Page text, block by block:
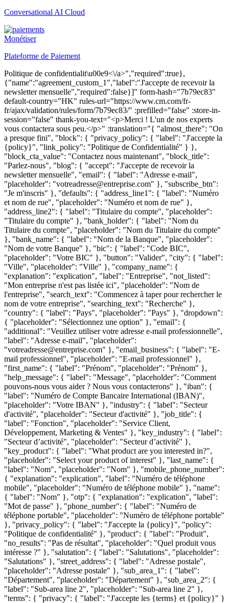
Conversational AI Cloud
Monétiser
Plateforme de Paiement
Politique de confidentialit\u00e9<\/a>","required":true},{"name":"agreement_custom_1","label":"J'accepte de recevoir la newsletter mensuelle","required":false}]" form-hash="7b79ec83" default-country="HK" rules-url="https://www.cm.com/fr-fr/ajax/validation/rules/form/7b79ec83/" :prefilled="false" :store-in-session="false" thank-you-text="<p>Merci ! L'un de nos experts vous contactera sous peu.</p>" :translation="{ "almost_there": "On a presque fini", "block": { "privacy_policy": { "label": "J'accepte la {policy}", "link_policy": "Politique de Confidentialité" } }, "block_cta_value": "Contactez nous maintenant", "block_title": "Parlez-nous", "blog": { "accept": "J'accepte de recevoir la newsletter mensuelle", "email": { "label": "Adresse e-mail", "placeholder": "votreadresse@entreprise.com" }, "subscribe_btn": "Je m'inscris" }, "defaults": { "address_line1": { "label": "Numéro et nom de rue", "placeholder": "Numéro et nom de rue" }, "address_line2": { "label": "Titulaire du compte", "placeholder": "Titulaire du compte" }, "bank_holder": { "label": "Nom du Titulaire du compte", "placeholder": "Nom du Titulaire du compte" }, "bank_name": { "label": "Nom de la Banque", "placeholder": "Nom de votre Banque" }, "bic": { "label": "Code BIC", "placeholder": "Votre BIC" }, "button": "Valider", "city": { "label": "Ville", "placeholder": "Ville" }, "company_name": { "explanation": "explication", "label": "Entreprise", "not_listed": "Mon entreprise n'est pas listée ici", "placeholder": "Nom de l'entreprise", "search_text": "Commencez à taper pour rechercher le nom de votre entreprise", "searching_text": "Recherche" }, "country": { "label": "Pays", "placeholder": "Pays" }, "dropdown": { "placeholder": "Sélectionnez une option" }, "email": { "additional": "Veuillez utiliser votre adresse e-mail professionnelle", "label": "Adresse e-mail", "placeholder": "votreadresse@entreprise.com" }, "email_business": { "label": "E-mail professionnel", "placeholder": "E-mail professionnel" }, "first_name": { "label": "Prénom", "placeholder": "Prénom" }, "help_message": { "label": "Message", "placeholder": "Comment pouvons-nous vous aider ? Nous vous contacterons" }, "iban": { "label": "Numéro de Compte Bancaire International (IBAN)", "placeholder": "Votre IBAN" }, "industry": { "label": "Secteur d'activité", "placeholder": "Secteur d'activité" }, "job_title": { "label": "Fonction", "placeholder": "Service Client, Développement, Marketing & Ventes" }, "key_industry": { "label": "Secteur d’activité", "placeholder": "Secteur d’activité" }, "key_product": { "label": "What product are you interested in?", "placeholder": "Select your product of interest" }, "last_name": { "label": "Nom", "placeholder": "Nom" }, "mobile_phone_number": { "explanation": "explication", "label": "Numéro de téléphone mobile", "placeholder": "Numéro de téléphone mobile" }, "name": { "label": "Nom" }, "otp": { "explanation": "explication", "label": "Mot de passe" }, "phone_number": { "label": "Numéro de téléphone portable", "placeholder": "Numéro de téléphone portable" }, "privacy_policy": { "label": "J'accepte la {policy}", "policy": "Politique de confidentialité" }, "product": { "label": "Produit", "no_results": "Pas de résultat", "placeholder": "Quel produit vous intéresse ?" }, "salutation": { "label": "Salutations", "placeholder": "Salutations" }, "street_address": { "label": "Adresse postale", "placeholder": "Adresse postale" }, "sub_area_1": { "label": "Département", "placeholder": "Département" }, "sub_area_2": { "label": "Sub-area line 2", "placeholder": "Sub-area line 2" }, "terms": { "privacy": { "label": "J'accepte les {terms} et {policy}" } }, "terms_policy": { "policy": "Termes et Conditions" }, "thank-you": "<p>Merci pour votre inscription!</p>", "zip_code": { "label": "Code postal", "placeholder": "Code postal" } }, "hang_in_there": "Un moment de plus s'il vous plait", "logged_in_title": "Bonjour {name}!", "option": { "key_industry": { "industry_charities": "Associations Caritatives", "industry_financial_services": "Banques & Assurances", "industry_government_education": "Gouvernement et Education", "industry_healthcare": "Santé", "industry_leisure_travel": "Tourisme & Loisirs", "industry_logistics_transport": "Logistique & Livraison", "industry_professional_services": "Services aux Entreprises", "industry_retaile_commerce": "Retail & E-commerce", "industry_technology_media": "Technologie & Médias", "industry_utilities_telco": "Energie & Télécommunications", "no_key_industry": "Pas d'industrie clé" }, "key_product": { "caic": "Conversational AI Cloud", "channels": "Other Channels", "halo": "HALO", "mmc": "Mobile Marketing Cloud", "msc": "Mobile Service Cloud", "other": "Other", "otp": "One Time Password", "payments": "Payments", "sign": "Sign", "sms": "SMS", "ticketing": "Ticketing", "voice": "Voice", "whatsapp": "WhatsApp" } }, "prefilled": "Ce formulaire est pré-rempli à l'aide des informations disponibles sur votre profil CM.com.", "preparing_account": "Configurer votre compte", "product": { "groups": { "communication_channels": "Plateforme de Communication", "other_products": "Autres produits", "payments": "Plateforme de Paiements", "solutions": "Logiciels SaaS" } }, "register": { "call_otp": "Renvoyer", "company": { "label": "Entreprise", "placeholder": "Nom de l'entreprise" }, "contact_support": "Contacter le Support", "contact_support_question": "En m'inscrivant sur la plateforme de CM.com, je reçois le message d'erreur suivant : {erreur}.", "continue": "Continuer", "email": { "change": "<a href=https://www.cm.com/"{url}/">changer", "resend_otp": "Renvoyer", "resend_otp_text": "N'avez-vous pas reçu d'email ? Merci de vérifier votre spam ou bien cliquer 'Renvoyez'", "verify_description": "Bonjour {name},<br>Merci d'entrer le code depuis l'email que nous vous avons envoyé à cette addresse<br><br>{email}", "verify_title": "Vous avez un email." }, "error_body": "Merci de réessayer. Si vous continuez à voir ce message, cliquez sur 'Contacter le Support', notre équipe support est là pour vous aider", "error_code": "Code erreur:", "error_title": "Impossible de traiter la demande", "has_account": "Vous avez déjà un compte ?", "logged_in_body": "Il semble que vous possédez déjà un compte CM. Vous allez être automatiquement dirigé vers {redirectTo} dans quelques instants", "logged_in_body_to_app": "l’App {app}", "logged_in_body_to_platform": "Plateforme CM", "phone": { "popover": "Nous allons envoyer un mot de passe sur votre mobile.<br>Vous pouvez changer ce code depuis vos paramètres sur votre espace CM.com", "resend_otp_text": "Vous n'avez pas reçu le mot de passe ? Cliquez sur 'Renvoyer'", "send_voice_otp": "Nous allons vous envoyer le mot de passe via un appel téléphonique" }, "reseller": { "thanks_body_to": "finalisez la création de votre compte" }, "resend_otp": "Renvoyer", "send_otp": "Envoyer", "sending_otp": "Envoi", "sign_in": "Se connecter", "thanks_body": "Vous avez bien créé un compte CM. Vous allez être automatiquement dirigé vers <a href=https://www.cm.com/"{redirectToUrl}/" rel=\"noopener\">{redirectTo}</a> dans quelques instants", "thanks_body_to_app": "l’App {app}", "thanks_body_to_platform": "Plateforme CM", "thanks_title": "Merci", "title": "Découvrez les possibilités offertes par la Plateforme de Relation Client Omnicanale CM.com", "title_app": "Commencer à utiliser {app}", "try_again": "Réessayer", "verify_description": "Entrez votre numéro de mobile pour recevoir le mot de passe", "verify_otp": "Vérifier", "verify_title": "Vérifiez votre numéro de mobile" }, "sending": "Patientez s'il vous plaît", "submi